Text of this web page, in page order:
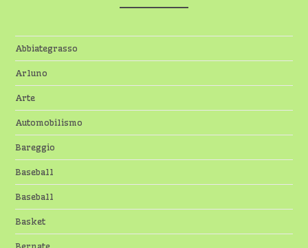
Abbiategrasso
Arluno
Arte
Automobilismo
Bareggio
Baseball
Baseball
Basket